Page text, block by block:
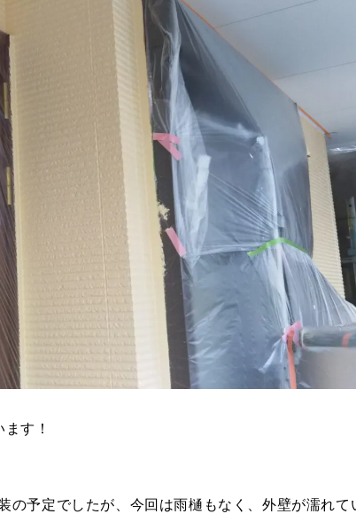
す！
の予定でしたが、今回は雨樋もなく、外壁が濡れて